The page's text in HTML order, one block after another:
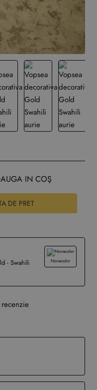
- Swahili
Novacolor
IN COŞ
DE PRET